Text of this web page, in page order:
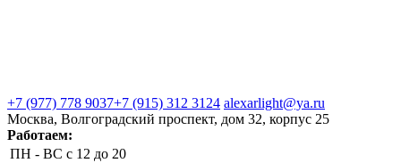
+7 (977) 778 9037+7 (915) 312 3124 alexarlight@ya.ru
Москва, Волгоградский проспект, дом 32, корпус 25
Работаем:
ПН - ВС с 12 до 20